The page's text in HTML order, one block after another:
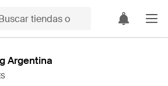
Argentina